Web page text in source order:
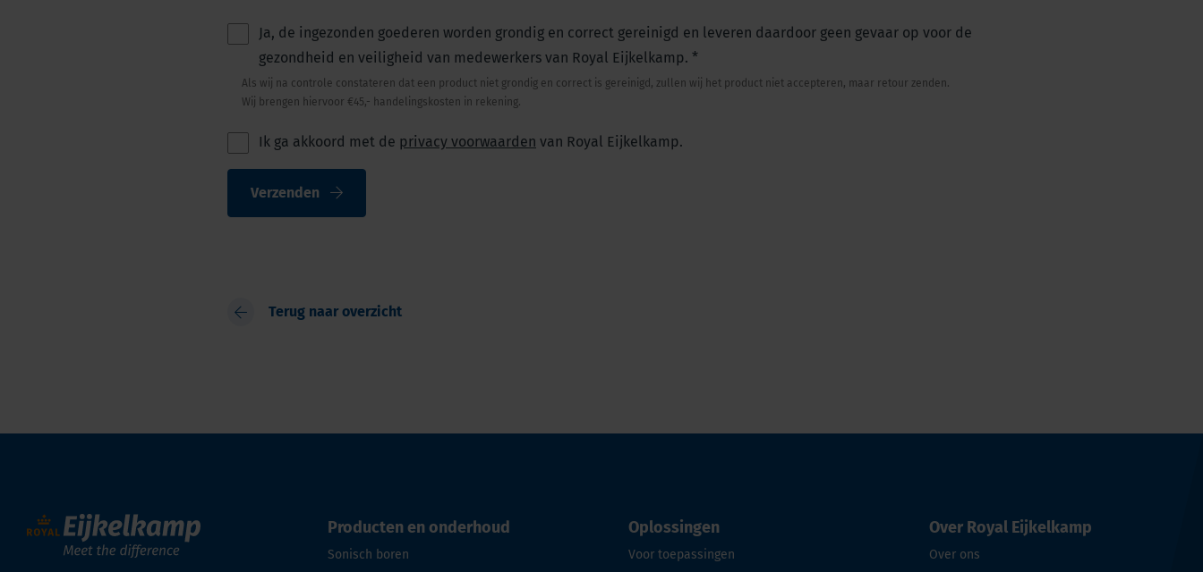
Ja, de ingezonden goederen worden grondig en correct gereinigd en leveren daardoor geen gevaar op voor de
gezondheid en veiligheid van medewerkers van Royal Eijkelkamp. *
Als wij na controle constateren dat een product niet grondig en correct is gereinigd, zullen wij het product niet accepteren, maar retour zenden.
Wij brengen hiervoor €45,- handelingskosten in rekening.
Ik ga akkoord met de privacy voorwaarden van Royal Eijkelkamp.
Verzenden
Terug naar overzicht
Producten en onderhoud
Sonisch boren
Oplossingen
Voor toepassingen
Over Royal Eijkelkamp
Over ons